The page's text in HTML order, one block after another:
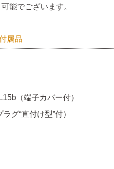
能でございます。
属品
（端子カバー付）
グ“直付け型”付）